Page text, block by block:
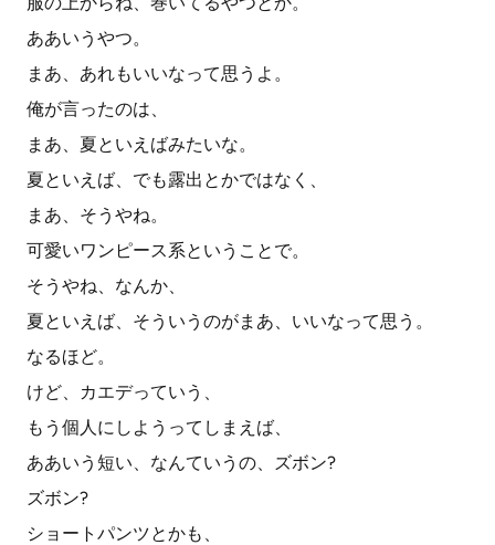
ああいうやつ。
まあ、あれもいいなって思うよ。
俺が言ったのは、
まあ、夏といえばみたいな。
夏といえば、でも露出とかではなく、
まあ、そうやね。
可愛いワンピース系ということで。
そうやね、なんか、
夏といえば、そういうのがまあ、いいなって思う。
なるほど。
けど、カエデっていう、
もう個人にしようってしまえば、
ああいう短い、なんていうの、ズボン?
ズボン?
ショートパンツとかも、